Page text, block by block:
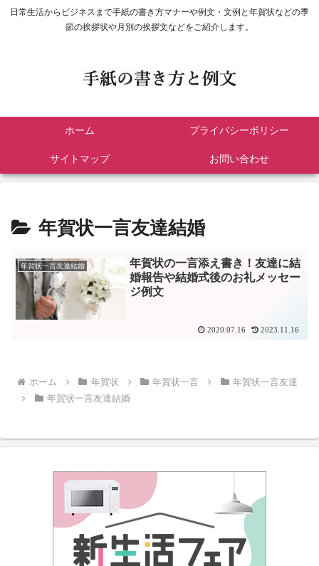
日常生活からビジネスまで手紙の書き方マナーや例文・文例と年賀状などの季
節の挨拶状や月別の挨拶文などをご紹介します。
ホーム プライバシーポリシー
サイトマップ お問い合わせ
年賀状一言友達結婚
年賀状一言友達結婚
年賀状の一言添え書き！友達に結
婚報告や結婚式後のお礼メッセー
ジ例文
2020.07.16 2023.11.16
ホーム 年賀状 年賀状一言
年賀状一言友達
年賀状一言友達結婚